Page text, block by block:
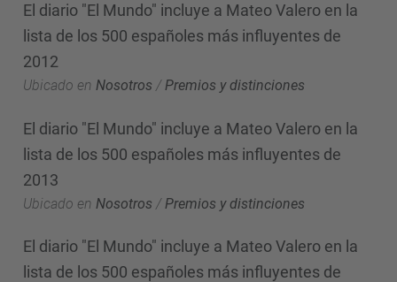
El diario "El Mundo" incluye a Mateo Valero en la
lista de los 500 españoles más influyentes de
2012
Ubicado en Nosotros /Premios y distinciones
El diario "El Mundo" incluye a Mateo Valero en la
lista de los 500 españoles más influyentes de
2013
Ubicado en Nosotros / Premios y distinciones
El diario "El Mundo" incluye a Mateo Valero en la
lista de los 500 españoles más influyentes de